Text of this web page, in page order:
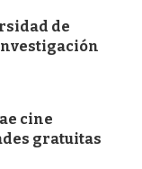
de
cine
gratuitas